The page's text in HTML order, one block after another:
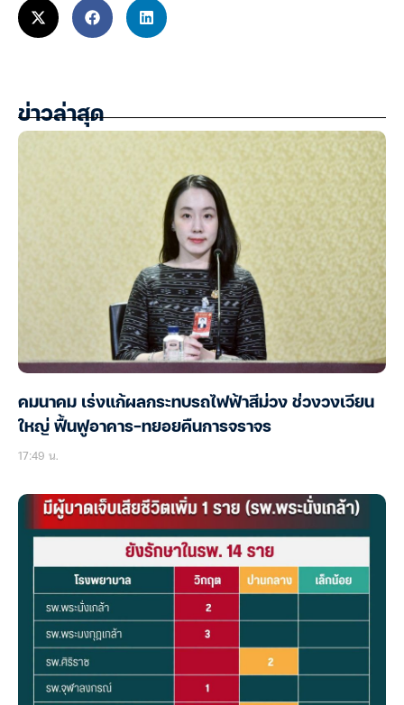
ข่าวล่าสุด
คมนาคม เร่งแก้ผลกระทบรถไฟฟ้าสีม่วง ช่วงวงเวียน
ใหญ่ ฟื้นฟูอาคาร-ทยอยคืนการจราจร
17:49 น.